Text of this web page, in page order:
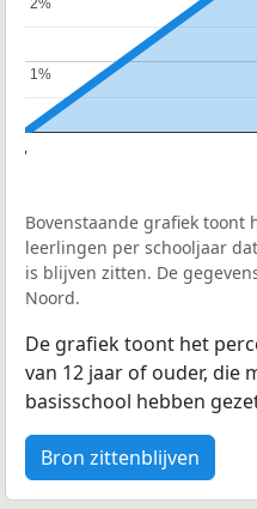
1%
1%
Bovenstaande grafiek toont
leerlingen per schooljaar
is blijven zitten. De
Noord.
De grafiek toont het
van 12 jaar of ouder, die
basisschool hebben
Bron zittenblijven